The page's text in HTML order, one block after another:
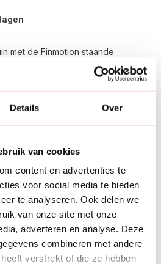
Details Over
van cookies
content en advertenties te
voor social media te bieden
te analyseren. Ook delen we
van onze site met onze
adverteren en analyse. Deze
combineren met andere
verstrekt of die ze hebben
met de Finmotion staande
duurzaam design dat elke
in Wilnis bij ons op!
product